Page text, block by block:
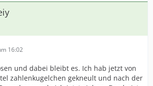
16:02
und dabei bleibt es. Ich hab jetzt von
zahlenkugelchen gekneult und nach der